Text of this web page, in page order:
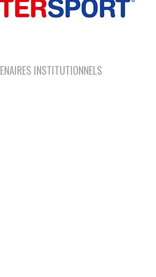
INSTITUTIONNELS